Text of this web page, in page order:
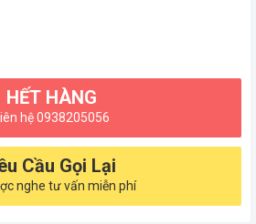
HẾT HÀNG
Liên hệ 0938205056
Cầu Gọi Lại
nghe tư vấn miễn phí